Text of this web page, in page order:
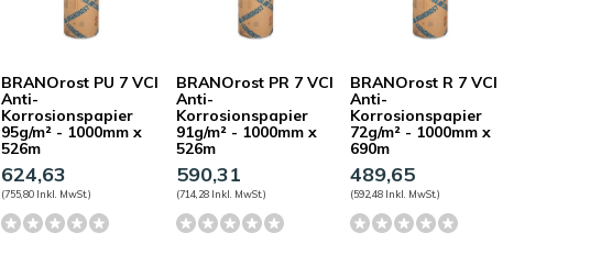
BRANOrost PU 7 VCI
Anti-
Korrosionspapier
95g/m² - 1000mm x
526m
624,63
(755,80 Inkl. MwSt.)
BRANOrost PR 7 VCI
Anti-
Korrosionspapier
91g/m² - 1000mm x
526m
590,31
(714,28 Inkl. MwSt.)
BRANOrost R 7 VCI
Anti-
Korrosionspapier
72g/m² - 1000mm x
690m
489,65
(592,48 Inkl. MwSt.)